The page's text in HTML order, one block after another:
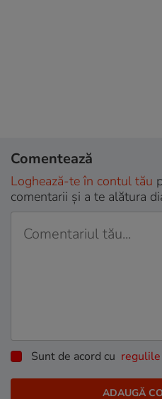
Comentează
Loghează-te în contul tău
comentarii și a te alătura
Sunt de acord cu